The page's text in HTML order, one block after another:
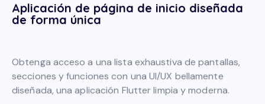
Aplicación de página de inicio diseñada
de forma única
Obtenga acceso a una lista exhaustiva de pantallas,
secciones y funciones con una UI/UX bellamente
diseñada, una aplicación Flutter limpia y moderna.